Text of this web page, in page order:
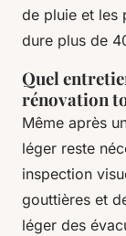
de pluie et les
dure plus de
Quel
rénovation
Même après
léger reste
inspection
gouttières et
léger des